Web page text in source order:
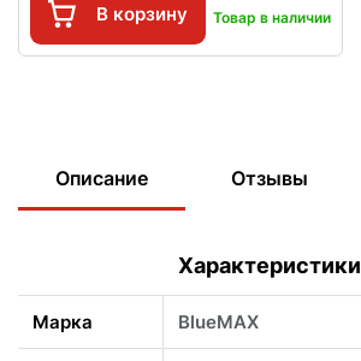
В корзину Товар в наличии
Описание Отзывы
Характеристики
Марка BlueMAX